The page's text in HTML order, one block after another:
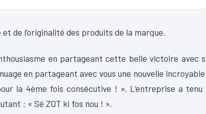
de l’originalité des produits de la marque.
en partageant cette belle victoire avec
en partageant avec vous une nouvelle
la 4ème fois consécutive ! ». L’entreprise a tenu
: « Sé ZOT ki fos nou ! ».